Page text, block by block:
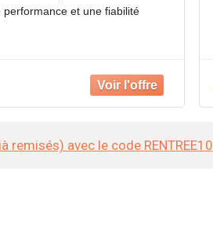
et une fiabilité
avec le code RENTREE10